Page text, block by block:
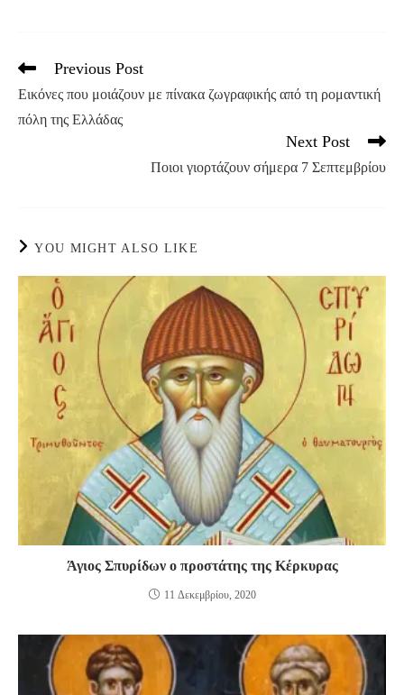
Read
articles
Previous Post
Εικόνες που μοιάζουν με πίνακα ζωγραφικής από τη ρομαντική
πόλη της Ελλάδας
Next Post
Ποιοι γιορτάζουν σήμερα 7 Σεπτεμβρίου
YOU MIGHT ALSO LIKE
Άγιος Σπυρίδων ο προστάτης της Κέρκυρας
11 Δεκεμβρίου, 2020